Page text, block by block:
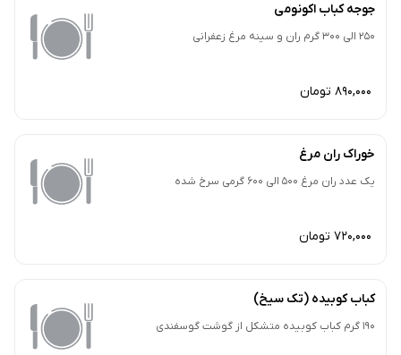
جوجه کباب اکونومی
250 الی 300 گرم ران و سینه مرغ زعفرانی
890,000 تومان
خوراک ران مرغ
یک عدد ران مرغ 500 الی 600 گرمی سرخ شده
720,000 تومان
کباب کوبیده (تک سیخ)
190 گرم کباب کوبیده متشکل از گوشت گوسفندی